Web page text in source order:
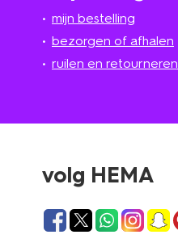
mijn bestelling
bezorgen of afhalen
ruilen en retourneren
volg HEMA